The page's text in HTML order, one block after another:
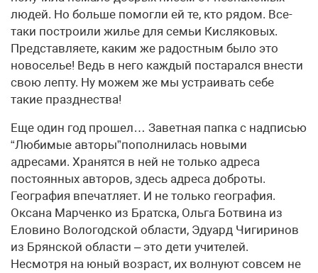
людей. Но больше помогли ей те, кто рядом. Все-
таки построили жилье для семьи Кисляковых.
Представляете, каким же радостным было это
новоселье! Ведь в него каждый постарался внести
свою лепту. Ну можем же мы устраивать себе
такие празднества!
Еще один год прошел… Заветная папка с надписью
“Любимые авторы”пополнилась новыми
адресами. Хранятся в ней не только адреса
постоянных авторов, здесь адреса доброты.
География впечатляет. И не только география.
Оксана Марченко из Братска, Ольга Ботвина из
Еловино Вологодской области, Эдуард Чигиринов
из Брянской области – это дети учителей.
Несмотря на юный возраст, их волнуют совсем не